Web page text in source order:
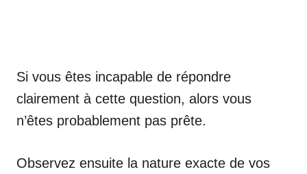
Si vous êtes incapable de répondre
clairement à cette question, alors vous
n’êtes probablement pas prête.
Observez ensuite la nature exacte de vos